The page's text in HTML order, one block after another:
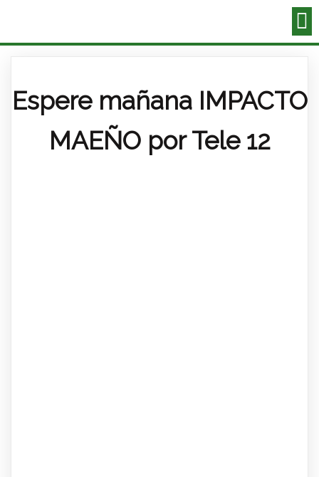
Espere mañana IMPACTO
MAEÑO por Tele 12